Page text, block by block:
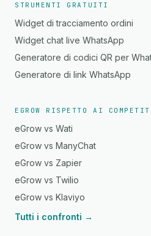
STRUMENTI GRATUITI
Widget di tracciamento ordini
Widget chat live WhatsApp
Generatore di codici QR per
Generatore di link WhatsApp
EGROW RISPETTO AI
eGrow vs Wati
eGrow vs ManyChat
eGrow vs Zapier
eGrow vs Twilio
eGrow vs Klaviyo
Tutti i confronti →